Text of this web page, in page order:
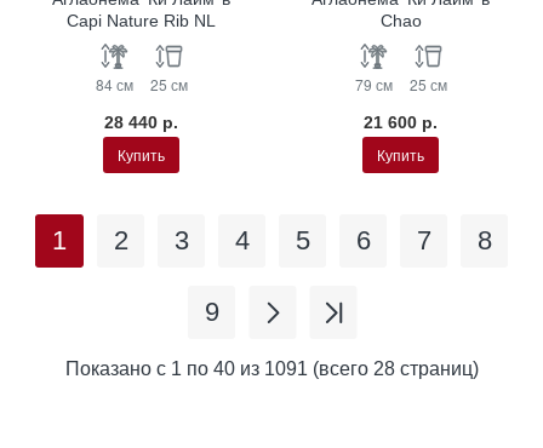
Capi Nature Rib NL
84 см 25 см
28 440 р.
Купить
Chao
79 см 25 см
21 600 р.
Купить
1 2 3 4 5 6 7 8
9
Показано с 1 по 40 из 1091 (всего 28 страниц)